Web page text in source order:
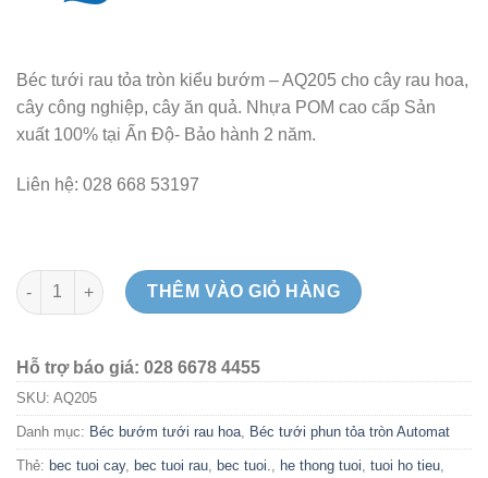
Béc tưới rau tỏa tròn kiểu bướm – AQ205 cho cây rau hoa,
cây công nghiệp, cây ăn quả. Nhựa POM cao cấp Sản
xuất 100% tại Ấn Độ- Bảo hành 2 năm.
Liên hệ: 028 668 53197
Béc tưới rau tỏa tròn kiểu bướm AQ205 - Ấn Độ số lượng
THÊM VÀO GIỎ HÀNG
Hỗ trợ báo giá: 028 6678 4455
SKU: AQ205
Danh mục: Béc bướm tưới rau hoa, Béc tưới phun tỏa tròn Automat
Thẻ: bec tuoi cay, bec tuoi rau, bec tuoi., he thong tuoi, tuoi ho tieu,